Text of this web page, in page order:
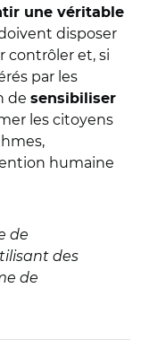
une véritable
disposer
contrôler et, si
par les
de sensibiliser
les citoyens
humaine
de
des
de